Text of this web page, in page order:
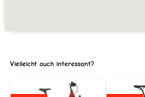
Vielleicht auch interessant?